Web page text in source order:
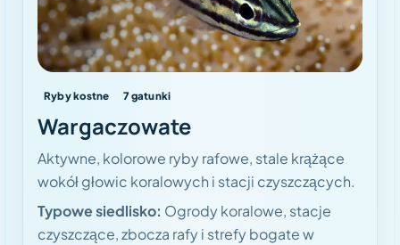
Ryby kostne 7gatunki
Wargaczowate
Aktywne, kolorowe ryby rafowe, stale krążące
wokół głowic koralowych i stacji czyszczących.
Typowe siedlisko: Ogrody koralowe, stacje
czyszczące, zbocza rafy i strefy bogate w